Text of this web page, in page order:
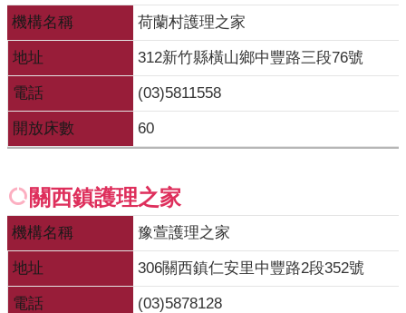
機構名稱 荷蘭村護理之家
地址 312新竹縣橫山鄉中豐路三段76號
電話 (03)5811558
開放床數 60
關西鎮護理之家
機構名稱 豫萱護理之家
地址 306關西鎮仁安里中豐路2段352號
電話 (03)5878128